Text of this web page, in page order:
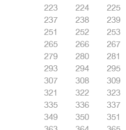
223
224 225
237
238 239
251
252 253
265
266 267
279
280 281
293
294 295
307
308 309
321
322 323
335
336 337
349
350 351